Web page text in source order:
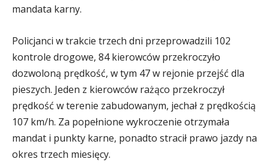
mandata karny.
Policjanci w trakcie trzech dni przeprowadzili 102
kontrole drogowe, 84 kierowców przekroczyło
dozwoloną prędkość, w tym 47 w rejonie przejść dla
pieszych. Jeden z kierowców rażąco przekroczył
prędkość w terenie zabudowanym, jechał z prędkością
107 km/h. Za popełnione wykroczenie otrzymała
mandat i punkty karne, ponadto stracił prawo jazdy na
okres trzech miesięcy.